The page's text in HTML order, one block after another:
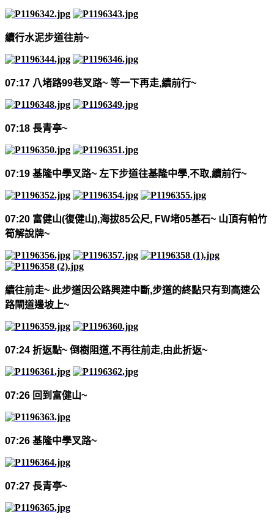
續行水泥步道往前~
07:17 八堵路99巷叉路~ 等一下再走,續前行~
07:18 長青亭~
07:19 基隆中學叉路~ 左下步道往基隆中學,不取,續前行~
07:20 富健山(復健山),海拔85公尺, FW堵05基石~ 山頂有帕竹
筍解說牌~
續往前走~ 此步道因公路興建中斷,步道的終點只有到高速公
路閘道邊坡上~
07:24 折返點~ 倒樹阻道,不再往前走,由此折返~
07:26 回到富健山~
07:26 基隆中學叉路~
07:27 長青亭~